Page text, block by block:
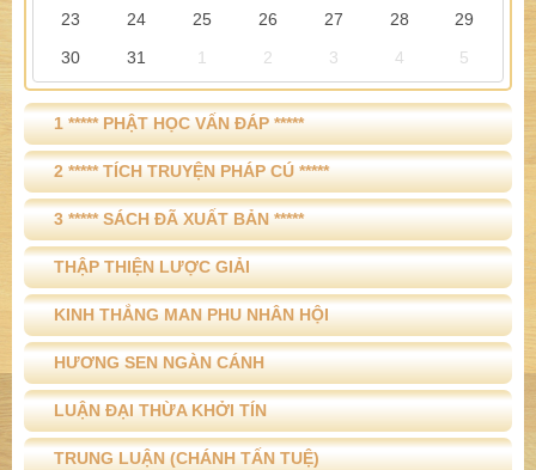
23
24 25 26 27 28
29
30
31 1 2 3 4 5
1 ***** PHẬT HỌC VẤN ĐÁP *****
2 ***** TÍCH TRUYỆN PHÁP CÚ *****
3 ***** SÁCH ĐÃ XUẤT BẢN *****
THẬP THIỆN LƯỢC GIẢI
KINH THẮNG MAN PHU NHÂN HỘI
HƯƠNG SEN NGÀN CÁNH
LUẬN ĐẠI THỪA KHỞI TÍN
TRUNG LUẬN (CHÁNH TẤN TUỆ)